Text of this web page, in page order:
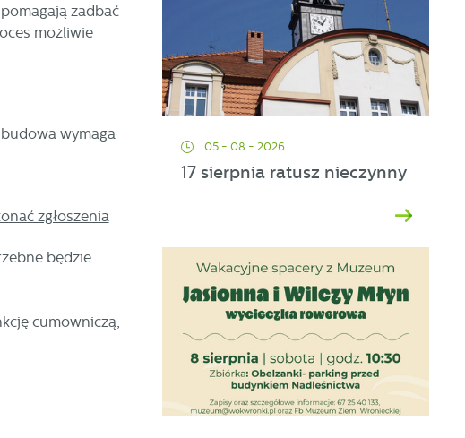
zadbać
możliwie
wymaga
zgłoszenia
będzie
cumowniczą,
05 - 08 - 2026
17 sierpnia ratusz nieczynny